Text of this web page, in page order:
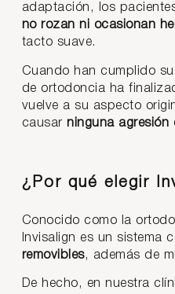
adaptación, los
no rozan ni ocasionan
tacto suave.
Cuando han cumplido
de ortodoncia ha
vuelve a su aspecto
causarninguna agresión
¿Por qué elegir
Conocido como la
Invisalign es un sistema
removibles, además de
De hecho, en nuestra